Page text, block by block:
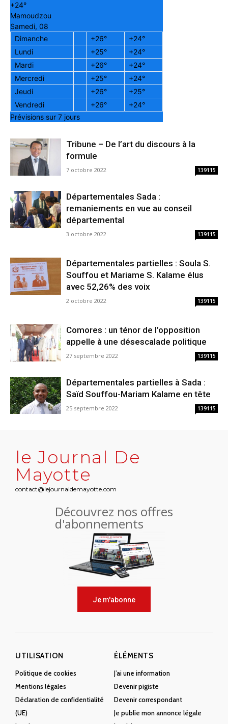
+24°
Mamoudzou
Samedi, 08
Dimanche
+26° +24°
Lundi
+25° +24°
Mardi
+26° +24°
Mercredi
+25° +24°
Jeudi
+26° +25°
Vendredi
+26° +24°
Prévisions sur 7 jours
Tribune – De l’art du discours à la
formule
7 octobre 2022 139115
Départementales Sada :
remaniements en vue au conseil
départemental
3 octobre 2022 139115
Départementales partielles : Soula S.
Souffou et Mariame S. Kalame élus
avec 52,26% des voix
2 octobre 2022 139115
Comores : un ténor de l’opposition
appelle à une désescalade politique
27 septembre 2022 139115
Départementales partielles à Sada :
Saïd Souffou-Mariam Kalame en tête
25 septembre 2022 139115
le Journal De
Mayotte
contact@lejournaldemayotte.com
Découvrez nos offres
d'abonnements
Je m'abonne
UTILISATION
Politique de cookies
Mentions légales
Déclaration de confidentialité
(UE)
ÉLÉMENTS
J’ai une information
Devenir pigiste
Devenir correspondant
Je publie mon annonce légale